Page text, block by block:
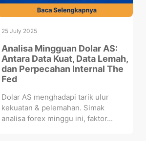
25 July 2025
Analisa Mingguan Dolar AS:
Antara Data Kuat, Data Lemah,
dan Perpecahan Internal The
Fed
Dolar AS menghadapi tarik ulur
kekuatan & pelemahan. Simak
analisa forex minggu ini, faktor...